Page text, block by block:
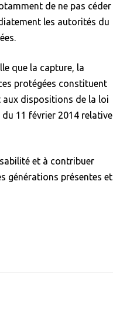
de ne pas céder
les autorités du
que la capture, la
protégées constituent
dispositions de la loi
11 février 2014 relative
et à contribuer
générations présentes et